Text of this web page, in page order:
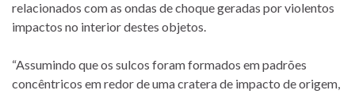
relacionados com as ondas de choque geradas por violentos
impactos no interior destes objetos.
“Assumindo que os sulcos foram formados em padrões
concêntricos em redor de uma cratera de impacto de origem,